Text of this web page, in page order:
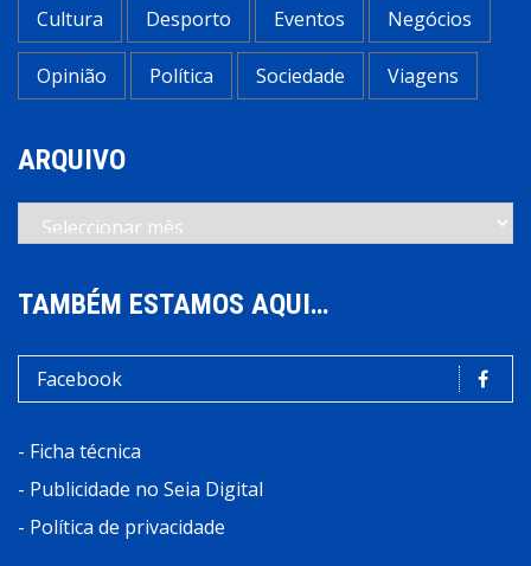
Cultura Desporto Eventos Negócios
Opinião Política Sociedade Viagens
ARQUIVO
Arquivo
TAMBÉM ESTAMOS AQUI…
Facebook
- Ficha técnica
- Publicidade no Seia Digital
- Política de privacidade